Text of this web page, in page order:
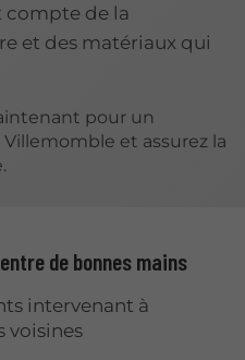
compte de la
et des matériaux qui
pour un
et assurez la
de bonnes mains
intervenant à
voisines